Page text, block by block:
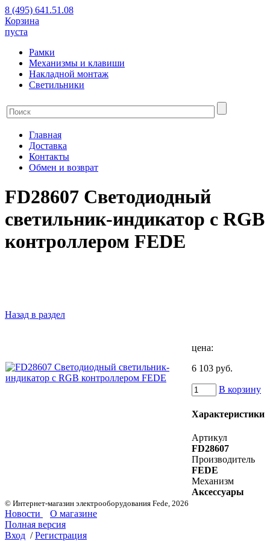
8 (495) 641.51.08
Корзина
пуста
Рамки
Механизмы и клавиши
Накладной монтаж
Светильники
Главная
Доставка
Контакты
Обмен и возврат
FD28607 Светодиодный
светильник-индикатор с RGB
контроллером FEDE
Назад в раздел
цена:
6 103 руб.
В корзину
Характеристики
Артикул
FD28607
Производитель
FEDE
Механизм
Аксессуары
© Интернет-магазин электрооборудования Fede, 2026
Новости
О магазине
Полная версия
Вход / Регистрация